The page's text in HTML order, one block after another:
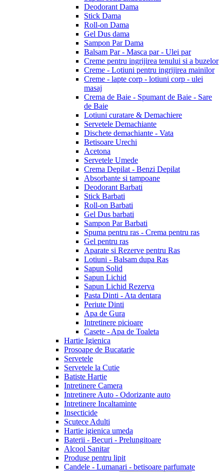
Deodorant Dama
Stick Dama
Roll-on Dama
Gel Dus dama
Sampon Par Dama
Balsam Par - Masca par - Ulei par
Creme pentru ingrijirea tenului si a buzelor
Creme - Lotiuni pentru ingrijirea mainilor
Creme - lapte corp - lotiuni corp - ulei
masaj
Crema de Baie - Spumant de Baie - Sare
de Baie
Lotiuni curatare & Demachiere
Servetele Demachiante
Dischete demachiante - Vata
Betisoare Urechi
Acetona
Servetele Umede
Crema Depilat - Benzi Depilat
Absorbante si tampoane
Deodorant Barbati
Stick Barbati
Roll-on Barbati
Gel Dus barbati
Sampon Par Barbati
Spuma pentru ras - Crema pentru ras
Gel pentru ras
Aparate si Rezerve pentru Ras
Lotiuni - Balsam dupa Ras
Sapun Solid
Sapun Lichid
Sapun Lichid Rezerva
Pasta Dinti - Ata dentara
Periute Dinti
Apa de Gura
Intretinere picioare
Casete - Apa de Toaleta
Hartie Igienica
Prosoape de Bucatarie
Servetele
Servetele la Cutie
Batiste Hartie
Intretinere Camera
Intretinere Auto - Odorizante auto
Intretinere Incaltaminte
Insecticide
Scutece Adulti
Hartie igienica umeda
Baterii - Becuri - Prelungitoare
Alcool Sanitar
Produse pentru lipit
Candele - Lumanari - betisoare parfumate